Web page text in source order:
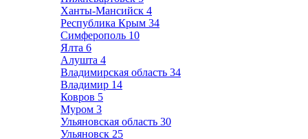
Ханты-Мансийск 4
Республика Крым 34
Симферополь 10
Ялта 6
Алушта 4
Владимирская область 34
Владимир 14
Ковров 5
Муром 3
Ульяновская область 30
Ульяновск 25